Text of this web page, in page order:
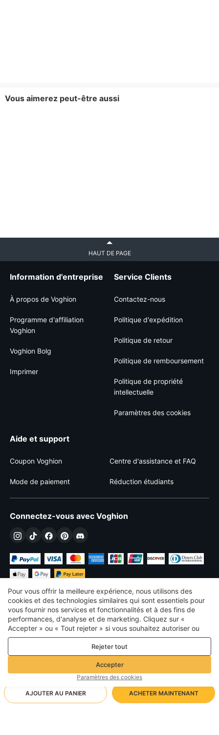
Vous aimerez peut-être aussi
AJOUTER AU PANIER ACHETER MAINTENANT
HAUT DE PAGE
Information d'entreprise
À propos de Voghion
Programme d'affiliation
Voghion
Voghion Bolg
Imprimer
Service Clients
Contactez-nous
Politique d'expédition
Politique de retour
Politique de remboursement
Politique de propriété
intellectuelle
Paramètres des cookies
Aide et support
Coupon Voghion Centre d'assistance et FAQ
Mode de paiement Réduction étudiants
Connectez-vous avec Voghion
€ EUR France
©2026 Voghion
termes et conditions
Politique de confidentialité et de cookies
Règles communautaires
Pour vous offrir la meilleure expérience, nous utilisons des
cookies et des technologies similaires qui sont essentiels pour
vous fournir nos services et fonctionnalités et à des fins de
performances, d'analyse et de marketing. Cliquez sur «
Accepter » ou « Tout rejeter » si vous souhaitez autoriser ou
refuser tout. cookies à des fins de performance, d’analyse et
de marketing. Pour plus de détails, consultez notre
confidentialité et de cookies
Rejeter tout
Accepter
Paramètres des cookies